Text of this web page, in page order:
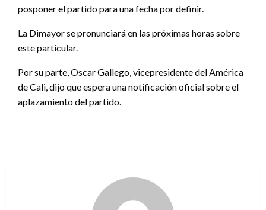
posponer el partido para una fecha por definir.
La Dimayor se pronunciará en las próximas horas sobre
este particular.
Por su parte, Oscar Gallego, vicepresidente del América
de Cali, dijo que espera una notificación oficial sobre el
aplazamiento del partido.